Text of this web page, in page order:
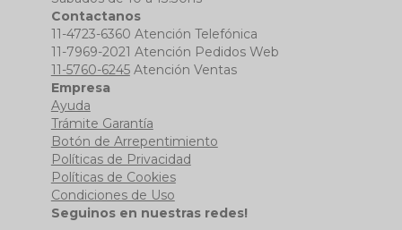
Contactanos
11-4723-6360 Atención Telefónica
11-7969-2021 Atención Pedidos Web
11-5760-6245Atención Ventas
Empresa
Ayuda
Trámite Garantía
Botón de Arrepentimiento
Políticas de Privacidad
Políticas de Cookies
Condiciones de Uso
Seguinos en nuestras redes!